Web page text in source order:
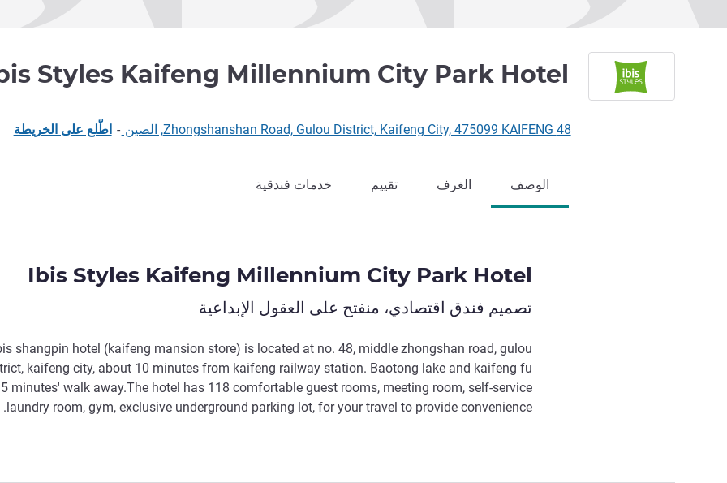
Styles Kaifeng Millennium City Park Hotel
48 Zhongshanshan Road, Gulou District, Kaifeng City, 475099 KAIFENG, الصين - اطّلع على الخريطة
الوصف الغرف تقييم خدمات فندقية
Ibis Styles Kaifeng Millennium City Park Hotel
تصميم فندق اقتصادي، منفتح على العقول الإبداعية
shangpin hotel (kaifeng mansion store) is located at no. 48, middle zhongshan road, gulou
kaifeng city, about 10 minutes from kaifeng railway station. Baotong lake and kaifeng fu
minutes' walk away.The hotel has 118 comfortable guest rooms, meeting room, self-service
laundry room, gym, exclusive underground parking lot, for your travel to provide convenience.